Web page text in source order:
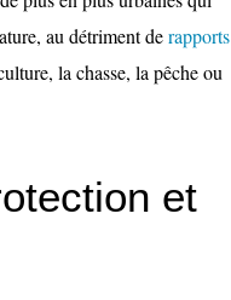
au détriment derapports
la chasse, la pêche ou
et